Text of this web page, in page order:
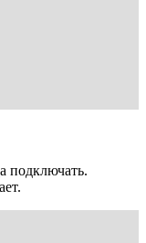
подключать.